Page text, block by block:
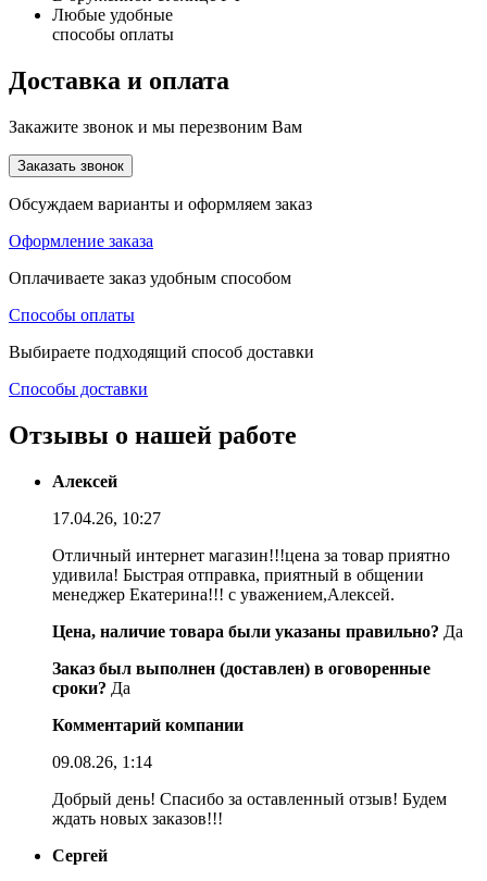
Любые удобные
способы оплаты
Доставка и оплата
Закажите звонок и мы перезвоним Вам
Заказать звонок
Обсуждаем варианты и оформляем заказ
Оформление заказа
Оплачиваете заказ удобным способом
Способы оплаты
Выбираете подходящий способ доставки
Способы доставки
Отзывы о нашей работе
Алексей
17.04.26, 10:27
Отличный интернет магазин!!!цена за товар приятно
удивила! Быстрая отправка, приятный в общении
менеджер Екатерина!!! с уважением,Алексей.
Цена, наличие товара были указаны правильно? Да
Заказ был выполнен (доставлен) в оговоренные
сроки? Да
Комментарий компании
09.08.26, 1:14
Добрый день! Спасибо за оставленный отзыв! Будем
ждать новых заказов!!!
Сергей